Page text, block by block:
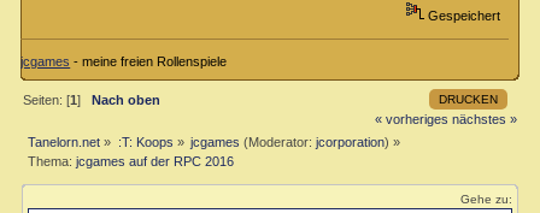
Gespeichert
jcgames - meine freien Rollenspiele
DRUCKEN
Seiten: [1]
Nach oben
« vorheriges nächstes »
Tanelorn.net » :T: Koops » jcgames (Moderator:jcorporation) »
Thema:jcgames auf der RPC 2016
Gehe zu: